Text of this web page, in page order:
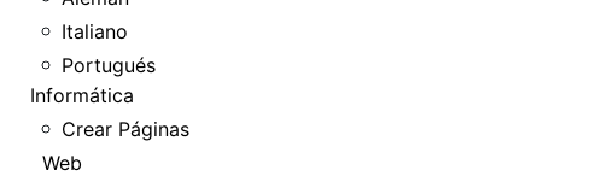
Italiano
Portugués
Informática
Crear Páginas
Web